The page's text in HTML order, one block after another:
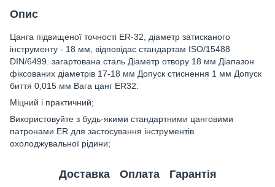
Опис
Цанга підвищеної точності ER-32, діаметр затисканого
інструменту - 18 мм, відповідає стандартам ISO/15488
DIN/6499. загартована сталь Діаметр отвору 18 мм Діапазон
фіксованих діаметрів 17-18 мм Допуск стиснення 1 мм Допуск
биття 0,015 мм Вага цанг ER32:
Міцний і практичний;
Використовуйте з будь-якими стандартними цанговими
патронами ER для застосування інструментів
охолоджувальної рідини;
Доставка Оплата Гарантія